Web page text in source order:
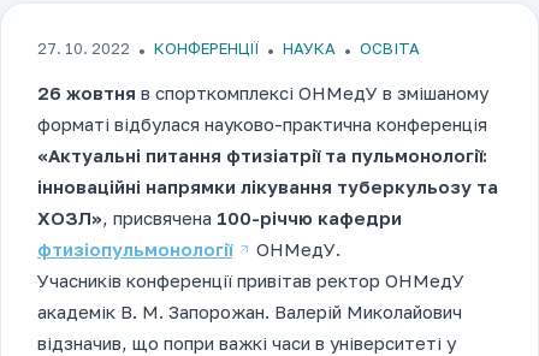
27. 10. 2022 КОНФЕРЕНЦІЇ НАУКА ОСВІТА
26 жовтня в спорткомплексі ОНМедУ в змішаному
форматі відбулася науково-практична конференція
«Актуальні питання фтизіатрії та пульмонології:
інноваційні напрямки лікування туберкульозу та
ХОЗЛ», присвячена 100-річчю кафедри
фтизіопульмонології
ОНМедУ.
Учасників конференції привітав ректор ОНМедУ
академік В. М. Запорожан. Валерій Миколайович
відзначив, що попри важкі часи в університеті у